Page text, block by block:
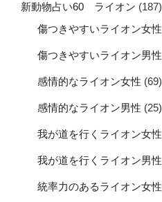
新動物占い60 ライオン (187)
傷つきやすいライオン女性
傷つきやすいライオン男性
感情的なライオン女性 (69)
感情的なライオン男性 (25)
我が道を行くライオン女性
我が道を行くライオン男性
統率力のあるライオン女性